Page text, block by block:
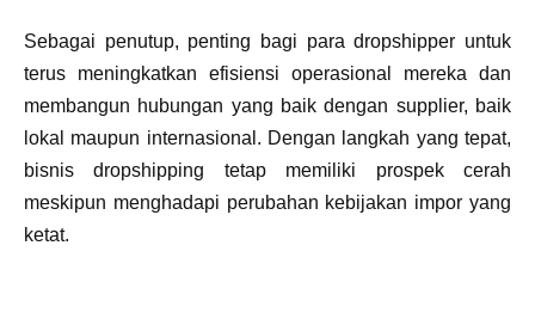
Sebagai penutup, penting bagi para dropshipper untuk
terus meningkatkan efisiensi operasional mereka dan
membangun hubungan yang baik dengan supplier, baik
lokal maupun internasional. Dengan langkah yang tepat,
bisnis dropshipping tetap memiliki prospek cerah
meskipun menghadapi perubahan kebijakan impor yang
ketat.